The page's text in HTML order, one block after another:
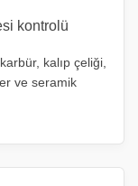
kontrolü
kalıp çeliği,
ve seramik